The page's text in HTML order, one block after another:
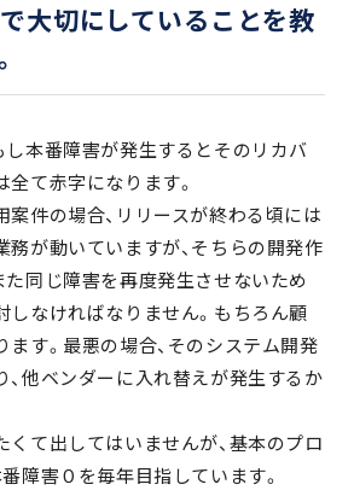
大切にしていることを教
し本番障害が発生するとそのリカバ
て赤字になります。
件の場合、リリースが終わる頃には
が動いていますが、そちらの開発作
た同じ障害を再度発生させないため
しなければなりません。もちろん顧
す。最悪の場合、そのシステム開発
、他ベンダーに入れ替えが発生するか
て出してはいませんが、基本のプロ
障害０を毎年目指しています。